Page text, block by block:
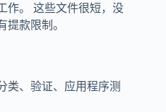
作。 这些文件很短，没
提款限制。
类、验证、应用程序测